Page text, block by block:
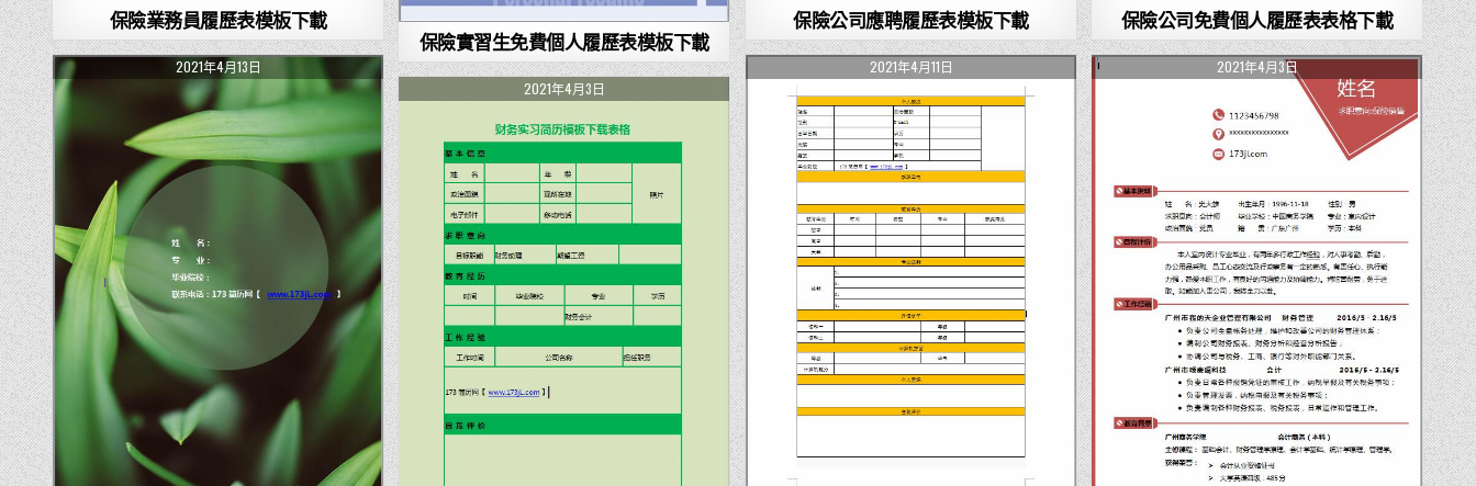
保險業務員履歷表模板下載 保險公司應聘履歷表模板下載 保險公司免費個人履歷表表格下載
保險實習生免費個人履歷表模板下載
2021年4月13日 2021年4月11日 2021年4月3日
2021年4月3日